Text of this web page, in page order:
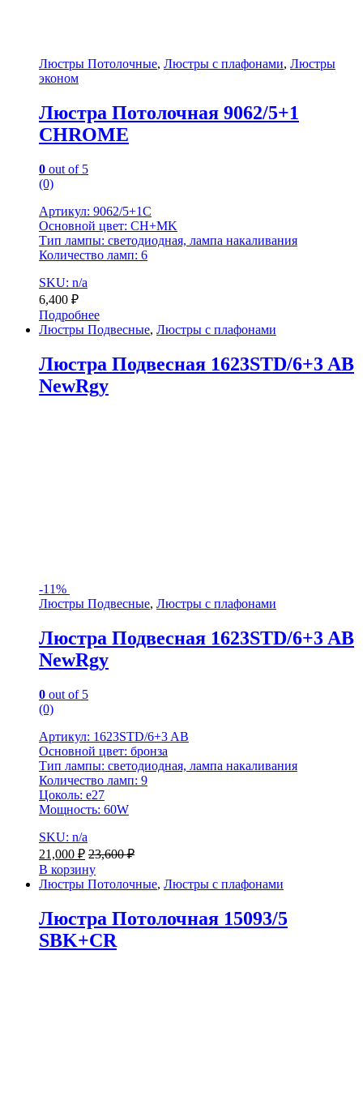
Люстры Потолочные, Люстры с плафонами, Люстры
эконом
Люстра Потолочная 9062/5+1
CHROME
0 out of 5
(0)
Артикул: 9062/5+1C
Основной цвет: CH+MK
Тип лампы: светодиодная, лампа накаливания
Количество ламп: 6
SKU: n/a
6,400 ₽
Подробнее
Люстры Подвесные, Люстры с плафонами
Люстра Подвесная 1623STD/6+3 AB
NewRgy
-11%
Люстры Подвесные, Люстры с плафонами
Люстра Подвесная 1623STD/6+3 AB
NewRgy
0 out of 5
(0)
Артикул: 1623STD/6+3 AB
Основной цвет: бронза
Тип лампы: светодиодная, лампа накаливания
Количество ламп: 9
Цоколь: е27
Мощность: 60W
SKU: n/a
21,000 ₽ 23,600₽
В корзину
Люстры Потолочные, Люстры с плафонами
Люстра Потолочная 15093/5
SBK+CR